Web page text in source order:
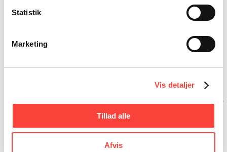
Statistik
Marketing
Vis detaljer
Tillad alle
Afvis
En god øvelse her er også at opliste modsætninger til de ord, der
er eller betyder, ved også at definere, hvad det
bros egen
Tone of Voice lyder det fx:
Personlig, men ikke privat. Vi skriver til læserne, så de føler sig
selv og vores egne oplevelser i spil, så længe det har en faglig
Selvironisk, men ikke sarkastisk. Vi tror på, at gode pointer bliver
tydeligere, når vi tør grine lidt af os selv, mens vi er påpasselige
med at pege fingre af andre.
5: Definér, hvad stemmen betyder for sproget